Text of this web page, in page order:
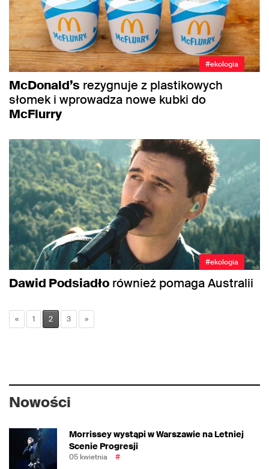
#ekologia
McDonald’s rezygnuje z plastikowych
słomek i wprowadza nowe kubki do
McFlurry
#ekologia
Dawid Podsiadło również pomaga Australii
« 1 2 3 »
Nowości
Morrissey wystąpi w Warszawie na Letniej
Scenie Progresji
05 kwietnia #